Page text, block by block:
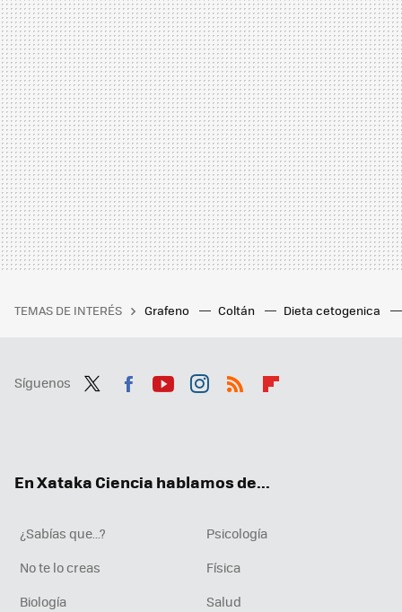
TEMAS DE INTERÉS Grafeno Coltán Dieta cetogenica
Síguenos
En Xataka Ciencia hablamos de...
¿Sabías que...?
Psicología
No te lo creas
Física
Biología
Salud